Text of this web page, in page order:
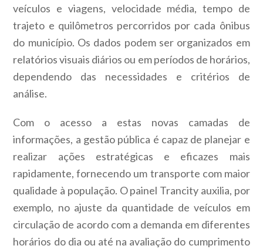
veículos e viagens, velocidade média, tempo de
trajeto e quilômetros percorridos por cada ônibus
do município. Os dados podem ser organizados em
relatórios visuais diários ou em períodos de horários,
dependendo das necessidades e critérios de
análise.
Com o acesso a estas novas camadas de
informações, a gestão pública é capaz de planejar e
realizar ações estratégicas e eficazes mais
rapidamente, fornecendo um transporte com maior
qualidade à população. O painel Trancity auxilia, por
exemplo, no ajuste da quantidade de veículos em
circulação de acordo com a demanda em diferentes
horários do dia ou até na avaliação do cumprimento